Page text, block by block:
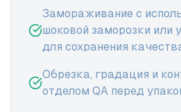
Замораживание с
шоковой заморозки или
для сохранения
Обрезка, градация и
отделом QA перед